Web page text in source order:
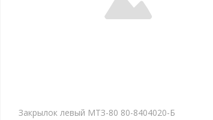
Закрылок левый МТЗ-80 80-8404020-Б